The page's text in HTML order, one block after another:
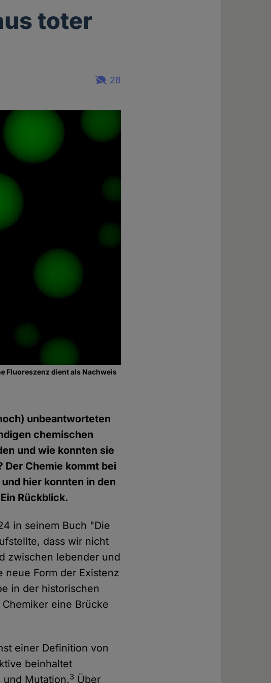
toter
28
Fluoreszenz dient als Nachweis
unbeantworteten
chemischen
und wie konnten sie
Chemie kommt bei
hier konnten in den
Rückblick.
in seinem Buch "Die
dass wir nicht
zwischen lebender und
Form der Existenz
in der historischen
eine Brücke
einer Definition von
beinhaltet
Mutation.3 Über